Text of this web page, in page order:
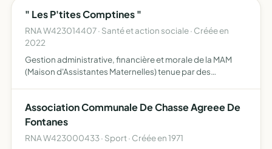
" Les P'tites Comptines "
RNA W423014407 · Santé et action sociale · Créée en
2022
Gestion administrative, financière et morale de la MAM
(Maison d'Assistantes Maternelles) tenue par des
Association Communale De Chasse Agreee De
Fontanes
RNA W423000433 · Sport · Créée en 1971